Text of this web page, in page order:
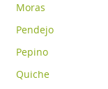
Moras
Pendejo
Pepino
Quiche